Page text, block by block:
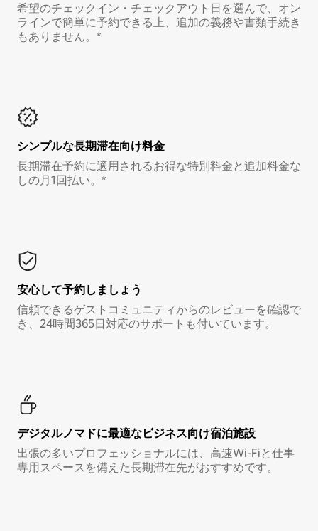
希望のチェックイン・チェックアウト日を選んで、オン
ラインで簡単に予約できる上、追加の義務や書類手続き
もありません。*
シンプルな長期滞在向け料金
長期滞在予約に適用されるお得な特別料金と追加料金な
しの月1回払い。*
安心して予約しましょう
信頼できるゲストコミュニティからのレビューを確認で
き、24時間365日対応のサポートも付いています。
デジタルノマド⁠に最⁠適⁠なビ⁠ジ⁠ネ⁠ス⁠向⁠け宿⁠泊⁠施⁠設
出張の多いプロフェッショナルには、高速Wi-Fiと仕事
専用スペースを備えた長期滞在先がおすすめです。